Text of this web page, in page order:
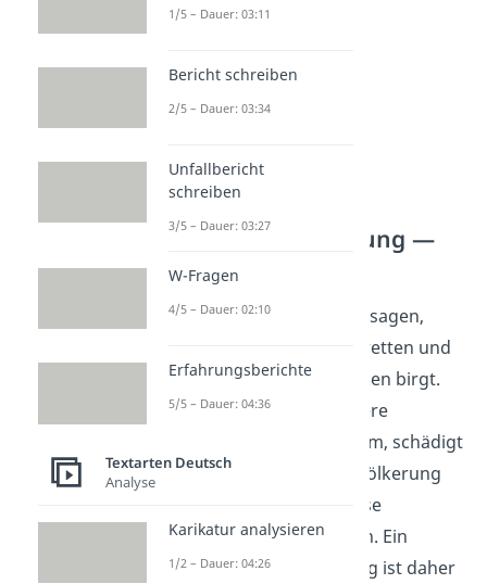
Musterformulierung —
Schluss
Abschließend lässt sich sagen,
dass Werbung für Zigaretten und
Alkohol erhebliche Risiken birgt.
Sie verleitet insbesondere
Jugendliche zum Konsum, schädigt
die Gesundheit der Bevölkerung
und verursacht immense
gesellschaftliche Kosten. Ein
Verbot solcher Werbung ist daher
1/5 – Dauer: 03:11
Bericht schreiben
2/5 – Dauer: 03:34
Unfallbericht
schreiben
3/5 – Dauer: 03:27
W-Fragen
4/5 – Dauer: 02:10
Erfahrungsberichte
5/5 – Dauer: 04:36
Textarten Deutsch
Analyse
Karikatur analysieren
1/2 – Dauer: 04:26